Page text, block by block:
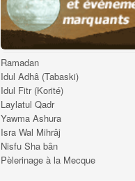
Ramadan
Idul Adhâ (Tabaski)
Idul Fitr (Korité)
Laylatul Qadr
Yawma Ashura
Isra Wal Mihrâj
Nisfu Sha bân
Pèlerinage à la Mecque